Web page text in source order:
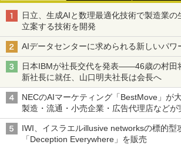
日立、生成AIと数理最適化技術で製造業の
立案する技術を開発
AIデータセンターに求められる新しいパワ
日本IBMが社長交代を発表――46歳の村田
新社長に就任、山口明夫社長は会長へ
NECのAIマーケティング「BestMove」が
製造・流通・小売企業・広告代理店などが
IWI、イスラエルillusive networksの標的型
「Deception Everywhere」を販売